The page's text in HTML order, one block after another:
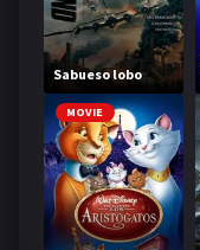
Sabueso lobo
MOVIE